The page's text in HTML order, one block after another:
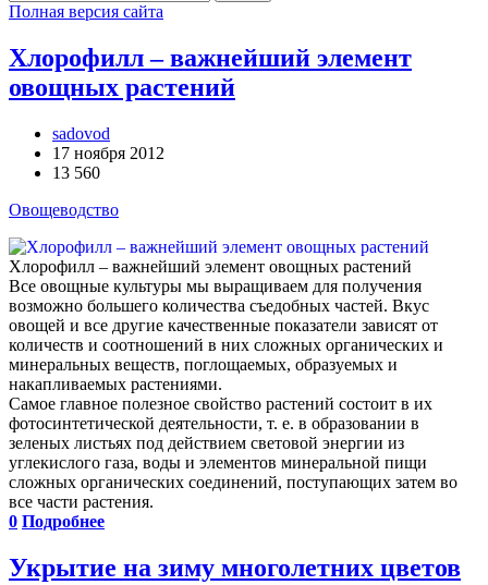
Полная версия сайта
Хлорофилл – важнейший элемент
овощных растений
sadovod
17 ноября 2012
13 560
Овощеводство
Хлорофилл – важнейший элемент овощных растений
Все овощные культуры мы выращиваем для получения
возможно большего количества съедобных частей. Вкус
овощей и все другие качественные показатели зависят от
количеств и соотношений в них сложных органических и
минеральных веществ, поглощаемых, образуемых и
накапливаемых растениями.
Самое главное полезное свойство растений состоит в их
фотосинтетической деятельности, т. е. в образовании в
зеленых листьях под действием световой энергии из
углекислого газа, воды и элементов минеральной пищи
сложных органических соединений, поступающих затем во
все части растения.
0 Подробнее
Укрытие на зиму многолетних цветов